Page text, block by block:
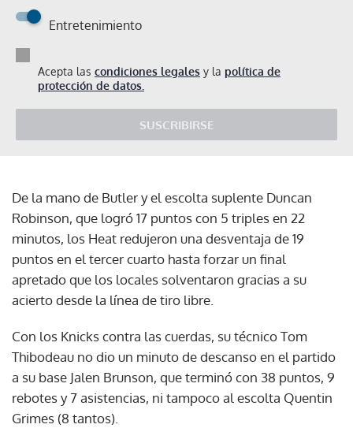
Entretenimiento
Acepta las condiciones legales y la política de
protección de datos.
SUSCRIBIRSE
De la mano de Butler y el escolta suplente Duncan
Robinson, que logró 17 puntos con 5 triples en 22
minutos, los Heat redujeron una desventaja de 19
puntos en el tercer cuarto hasta forzar un final
apretado que los locales solventaron gracias a su
acierto desde la línea de tiro libre.
Con los Knicks contra las cuerdas, su técnico Tom
Thibodeau no dio un minuto de descanso en el partido
a su base Jalen Brunson, que terminó con 38 puntos, 9
rebotes y 7 asistencias, ni tampoco al escolta Quentin
Grimes (8 tantos).